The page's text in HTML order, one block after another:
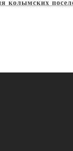
колымских